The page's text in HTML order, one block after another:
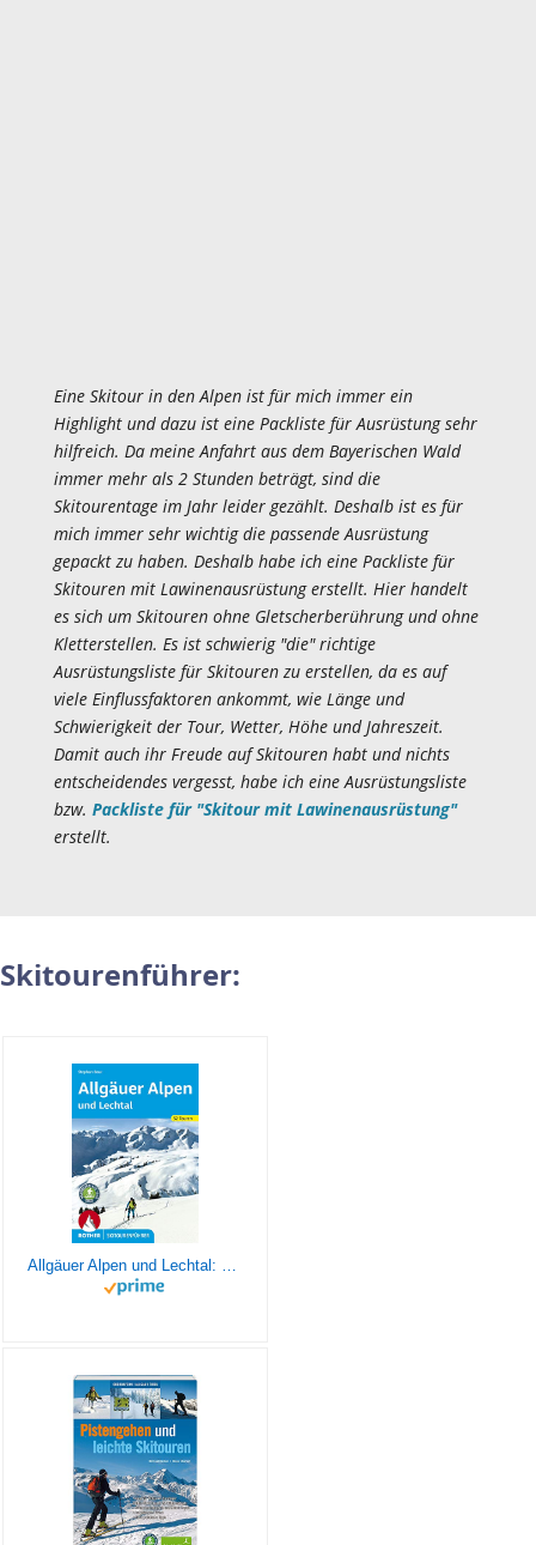
Eine Skitour in den Alpen ist für mich immer ein
Highlight und dazu ist eine Packliste für Ausrüstung sehr
hilfreich. Da meine Anfahrt aus dem Bayerischen Wald
immer mehr als 2 Stunden beträgt, sind die
Skitourentage im Jahr leider gezählt. Deshalb ist es für
mich immer sehr wichtig die passende Ausrüstung
gepackt zu haben. Deshalb habe ich eine Packliste für
Skitouren mit Lawinenausrüstung erstellt. Hier handelt
es sich um Skitouren ohne Gletscherberührung und ohne
Kletterstellen. Es ist schwierig "die" richtige
Ausrüstungsliste für Skitouren zu erstellen, da es auf
viele Einflussfaktoren ankommt, wie Länge und
Schwierigkeit der Tour, Wetter, Höhe und Jahreszeit.
Damit auch ihr Freude auf Skitouren habt und nichts
entscheidendes vergesst, habe ich eine Ausrüstungsliste
bzw. Packliste für "Skitour mit Lawinenausrüstung"
erstellt.
Skitourenführer: